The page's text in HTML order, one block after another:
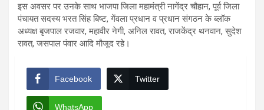
इस अवसर पर उनके साथ भाजपा जिला महामंत्री नागेंद्र चौहान, पूर्व जिला
पंचायत सदस्य भरत सिंह बिष्ट, गेंवला प्रधान व प्रधान संगठन के ब्लॉक
अध्यक्ष बृजपाल रजवार, महावीर नेगी, अनिल रावत, राजकेंद्र थनवान, सुदेश
रावत, जसपाल पंवार आदि मौजूद रहे।
Facebook Twitter
WhatsApp